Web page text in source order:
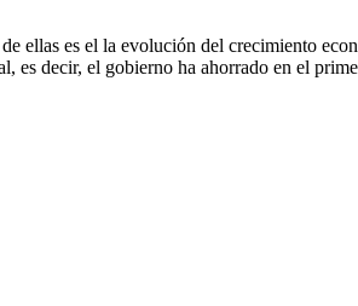
ellas es el la evolución del crecimiento
decir, el gobierno ha ahorrado en el